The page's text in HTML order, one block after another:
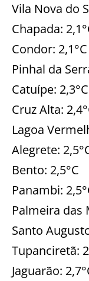
Vila Nova do
Chapada:
Condor: 2,1°C
Pinhal da
Catuípe: 2,3°C
Cruz Alta:
Lagoa
Alegrete:
Bento: 2,5°C
Panambi:
Palmeira das
Santo
Tupanciretã:
Jaguarão: